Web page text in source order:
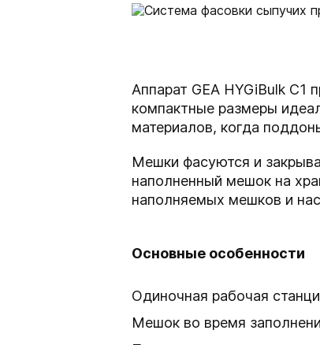
Аппарат GEA HYGiBulk C1
компактные размеры
материалов, когда
Мешки фасуются и
наполненный мешок на
наполняемых мешков и
Основные особенности
Одиночная рабочая
Мешок во время